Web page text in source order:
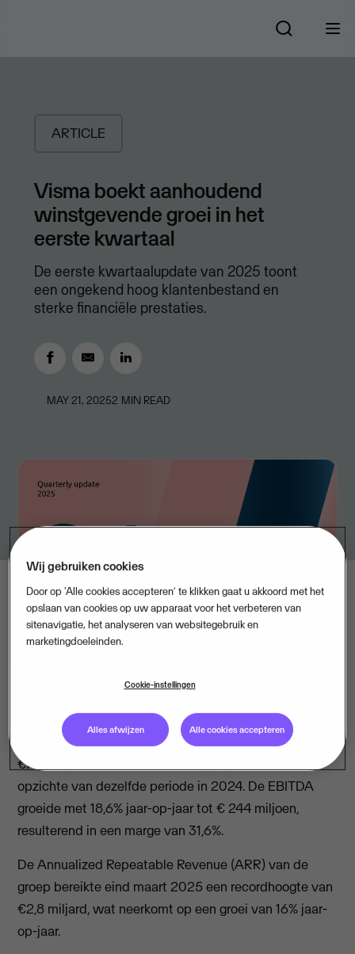
ARTICLE
Visma boekt aanhoudend
winstgevende groei in het
eerste kwartaal
De eerste kwartaalupdate van 2025 toont
een ongekend hoog klantenbestand en
sterke financiële prestaties.
MAY 21, 20252 MIN READ
Visma, Europa's toonaangevende leverancier van
bedrijfskritische software, behaalde een omzet van
€771 miljoen in Q1 2025, een stijging van 14,4% ten
opzichte van dezelfde periode in 2024. De EBITDA
groeide met 18,6% jaar-op-jaar tot € 244 miljoen,
resulterend in een marge van 31,6%.
De Annualized Repeatable Revenue (ARR) van de
groep bereikte eind maart 2025 een recordhoogte van
€2,8 miljard, wat neerkomt op een groei van 16% jaar-
op-jaar.
Wij gebruiken cookies
Door op ‘Alle cookies accepteren’ te klikken gaat u akkoord met het
opslaan van cookies op uw apparaat voor het verbeteren van
sitenavigatie, het analyseren van websitegebruik en
marketingdoeleinden.
Cookie-instellingen
Alles afwijzen Alle cookies accepteren